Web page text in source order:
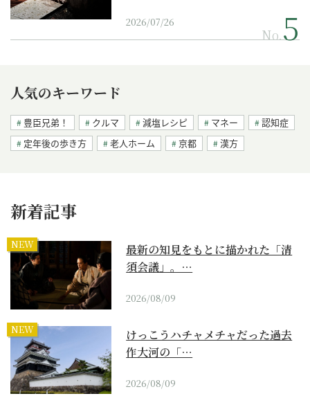
2026/07/26
No.
人気のキーワード
豊臣兄弟！ クルマ 減塩レシピ マネー
認知症
定年後の歩き方
老人ホーム 京都 漢方
新着記事
NEW
最新の知見をもとに描かれた「清
須会議」。…
2026/08/09
NEW
けっこうハチャメチャだった過去
作大河の「…
2026/08/09